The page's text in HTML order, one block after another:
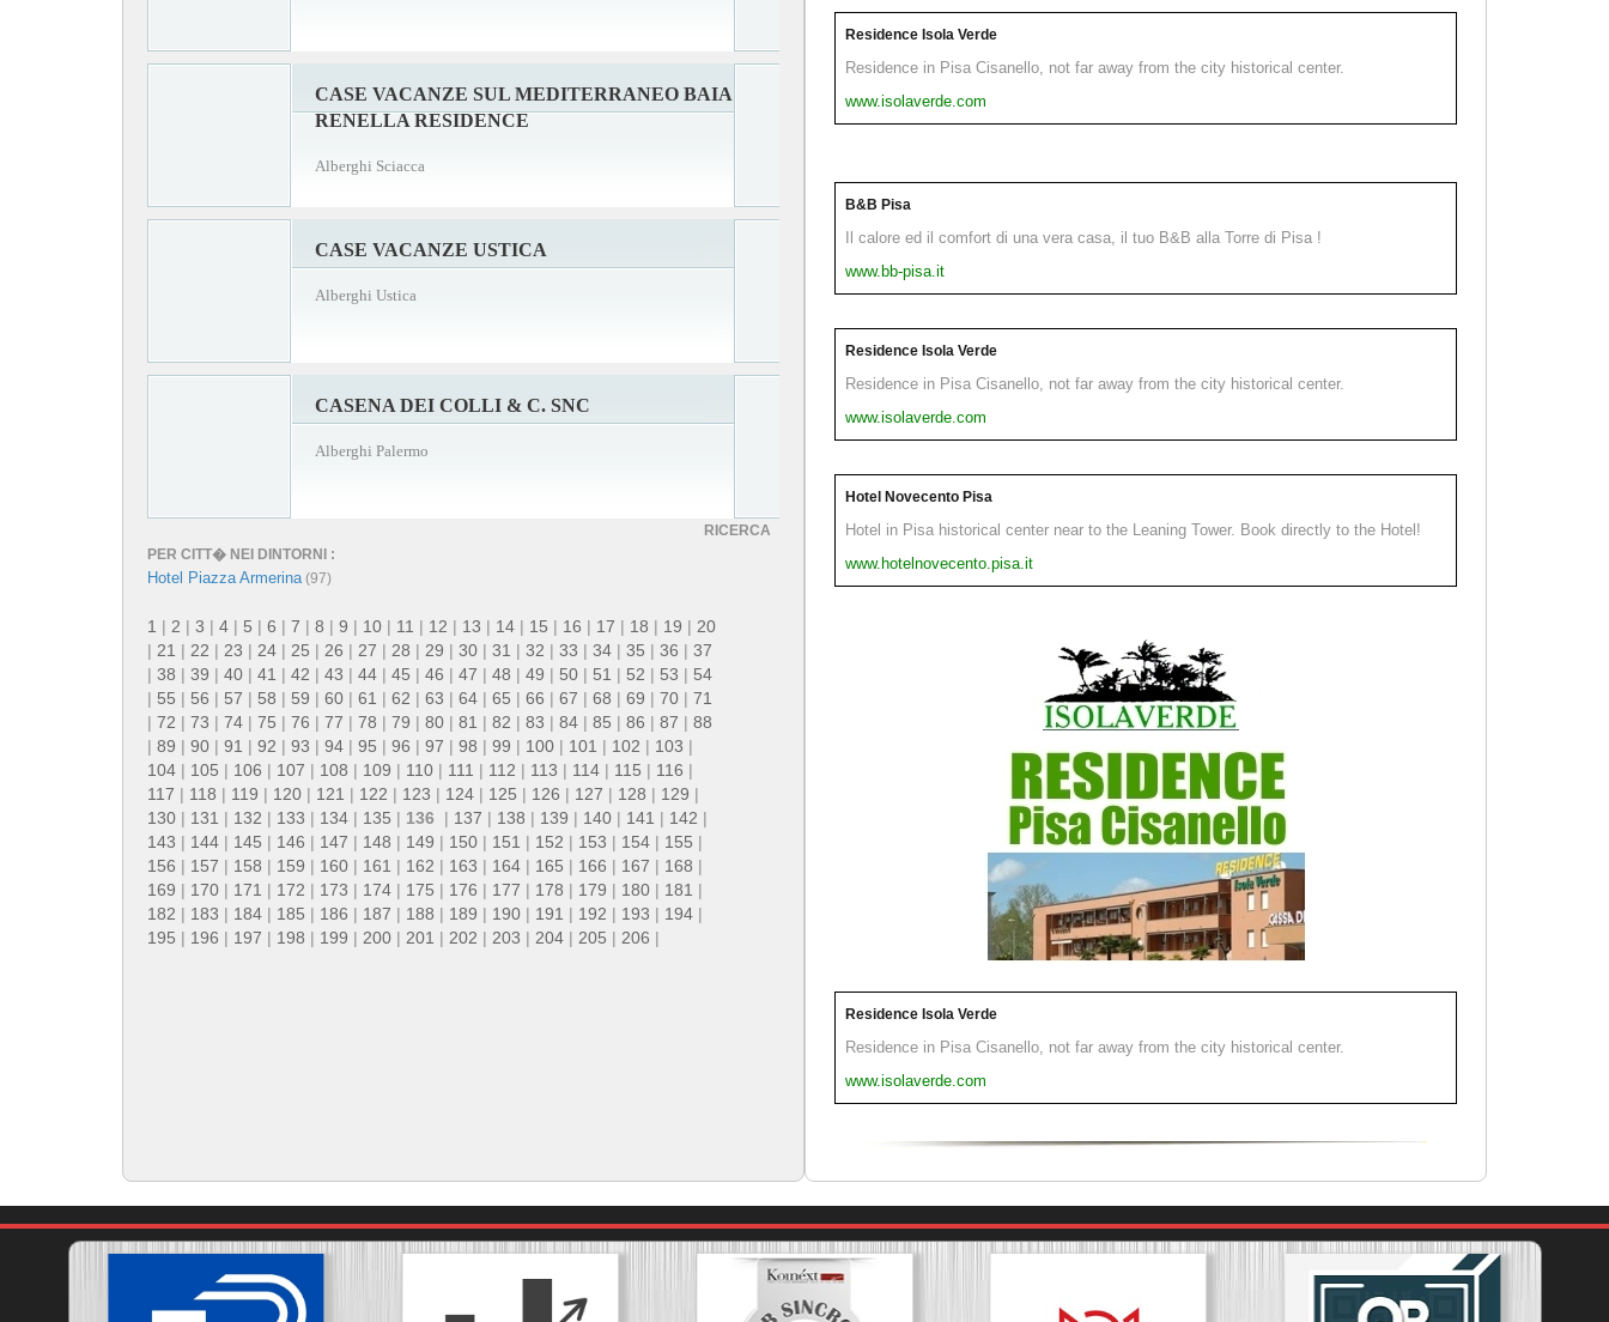
CASE VACANZE SUL MEDITERRANEO BAIA
RENELLA RESIDENCE
Alberghi Sciacca
CASE VACANZE USTICA
Alberghi Ustica
CASENA DEI COLLI & C. SNC
Alberghi Palermo
RICERCA
PER CITT� NEI DINTORNI :
Hotel Piazza Armerina(97)
1 | 2 | 3 | 4 | 5 | 6 | 7 | 8 | 9 | 10 | 11 | 12 | 13 | 14 | 15 | 16 | 17 | 18 | 19 | 20
| 21 | 22 | 23 | 24 | 25 | 26 | 27 | 28 | 29 | 30 | 31 | 32 | 33 | 34 | 35 | 36 | 37
| 38 | 39 | 40 | 41 | 42 | 43 | 44 | 45 | 46 | 47 | 48 | 49 | 50 | 51 | 52 | 53 | 54
| 55 | 56 | 57 | 58 | 59 | 60 | 61 | 62 | 63 | 64 | 65 | 66 | 67 | 68 | 69 | 70 | 71
| 72 | 73 | 74 | 75 | 76 | 77 | 78 | 79 | 80 | 81 | 82 | 83 | 84 | 85 | 86 | 87 | 88
| 89 | 90 | 91 | 92 | 93 | 94 | 95 | 96 | 97 | 98 | 99 | 100 | 101 | 102 | 103 |
104 | 105 | 106 | 107 | 108 | 109 | 110 | 111 | 112 | 113 | 114 | 115 | 116 |
117 | 118 | 119 | 120 | 121 | 122 | 123 | 124 | 125 | 126 | 127 | 128 | 129 |
130 | 131 | 132 | 133 | 134 | 135 | 136 | 137 | 138 | 139 | 140 | 141 | 142 |
143 | 144 | 145 | 146 | 147 | 148 | 149 | 150 | 151 | 152 | 153 | 154 | 155 |
156 | 157 | 158 | 159 | 160 | 161 | 162 | 163 | 164 | 165 | 166 | 167 | 168 |
169 | 170 | 171 | 172 | 173 | 174 | 175 | 176 | 177 | 178 | 179 | 180 | 181 |
182 | 183 | 184 | 185 | 186 | 187 | 188 | 189 | 190 | 191 | 192 | 193 | 194 |
195 | 196 | 197 | 198 | 199 | 200 | 201 | 202 | 203 | 204 | 205 | 206 |
Residence Isola Verde
Residence in Pisa Cisanello, not far away from the city historical center.
www.isolaverde.com
B&B Pisa
Il calore ed il comfort di una vera casa, il tuo B&B alla Torre di Pisa !
www.bb-pisa.it
Residence Isola Verde
Residence in Pisa Cisanello, not far away from the city historical center.
www.isolaverde.com
Hotel Novecento Pisa
Hotel in Pisa historical center near to the Leaning Tower. Book directly to the Hotel!
www.hotelnovecento.pisa.it
Residence Isola Verde
Residence in Pisa Cisanello, not far away from the city historical center.
www.isolaverde.com